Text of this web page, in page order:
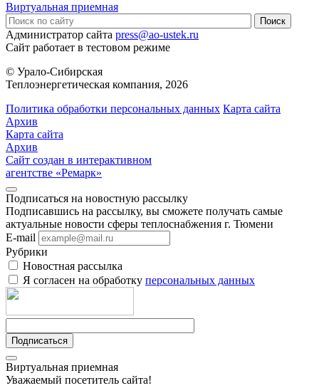
Виртуальная приемная
Администратор сайта press@ao-ustek.ru
Сайт работает в тестовом режиме
© Урало-Сибирская
Теплоэнергетическая компания, 2026
Политика обработки персональных данных Карта сайта
Архив
Карта сайта
Архив
Сайт создан в интерактивном
агентстве «Ремарк»
Подписаться на новостную рассылку
Подписавшись на рассылку, вы сможете получать самые
актуальные новости сферы теплоснабжения г. Тюмени
E-mail
Рубрики
Новостная рассылка
Я согласен на обработку персональных данных
Подписаться
Виртуальная приемная
Уважаемый посетитель сайта!